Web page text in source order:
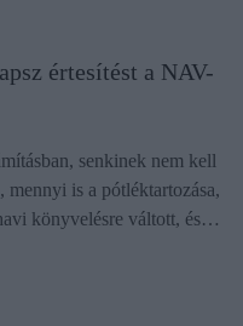
értesítést a NAV-
senkinek nem kell
is a pótléktartozása,
könyvelésre váltott, és…